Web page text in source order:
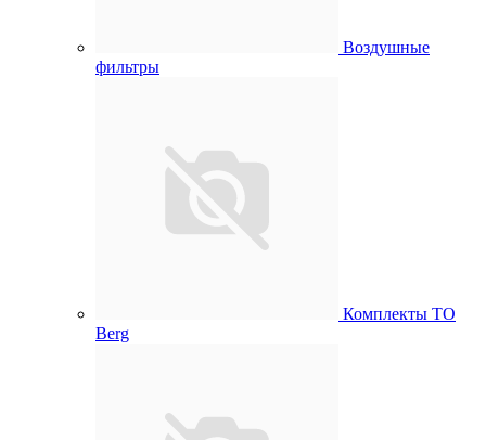
Воздушные
фильтры
Комплекты ТО
Berg